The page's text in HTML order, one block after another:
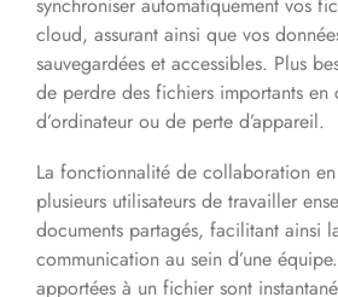
cloud, assurant ainsi que vos
sauvegardées et accessibles. Plus
de perdre des fichiers importants en
d’ordinateur ou de perte d’appareil.
La fonctionnalité de collaboration
plusieurs utilisateurs de travailler
documents partagés, facilitant ainsi
communication au sein d’une
apportées à un fichier sont